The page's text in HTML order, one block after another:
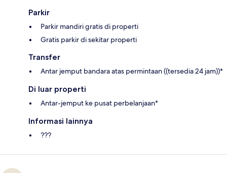
Parkir
Parkir mandiri gratis di properti
Gratis parkir di sekitar properti
Transfer
Antar jemput bandara atas permintaan ((tersedia 24 jam))*
Di luar properti
Antar-jemput ke pusat perbelanjaan*
Informasi lainnya
???